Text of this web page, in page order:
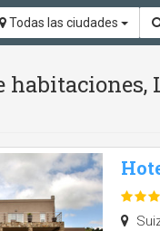
Todas las ciudades